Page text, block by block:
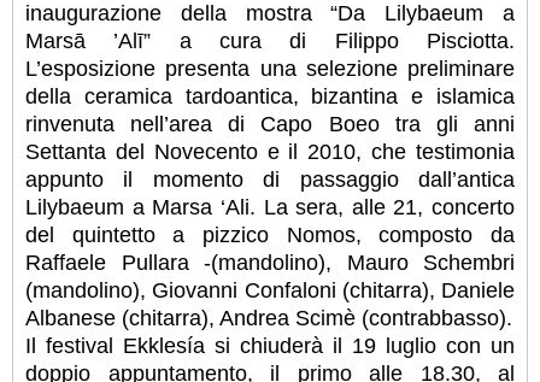
inaugurazione della mostra “Da Lilybaeum a
Marsā ’Alī” a cura di Filippo Pisciotta.
L’esposizione presenta una selezione preliminare
della ceramica tardoantica, bizantina e islamica
rinvenuta nell’area di Capo Boeo tra gli anni
Settanta del Novecento e il 2010, che testimonia
appunto il momento di passaggio dall’antica
Lilybaeum a Marsa ‘Ali. La sera, alle 21, concerto
del quintetto a pizzico Nomos, composto da
Raffaele Pullara -(mandolino), Mauro Schembri
(mandolino), Giovanni Confaloni (chitarra), Daniele
Albanese (chitarra), Andrea Scimè (contrabbasso).
Il festival Ekklesía si chiuderà il 19 luglio con un
doppio appuntamento, il primo alle 18.30, al